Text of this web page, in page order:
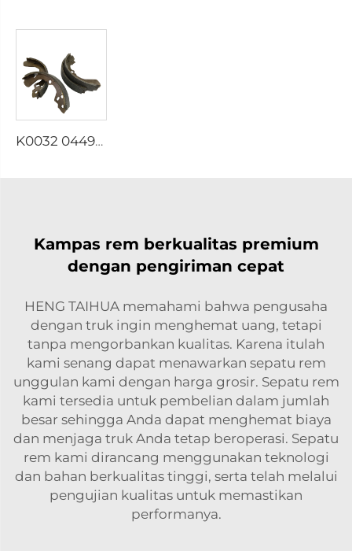
K0032 04495 Suku Cadang Mobil Sepatu Rem Keramik untuk Suzuki SWIFT
Kampas rem berkualitas premium
dengan pengiriman cepat
HENG TAIHUA memahami bahwa pengusaha
dengan truk ingin menghemat uang, tetapi
tanpa mengorbankan kualitas. Karena itulah
kami senang dapat menawarkan sepatu rem
unggulan kami dengan harga grosir. Sepatu rem
kami tersedia untuk pembelian dalam jumlah
besar sehingga Anda dapat menghemat biaya
dan menjaga truk Anda tetap beroperasi. Sepatu
rem kami dirancang menggunakan teknologi
dan bahan berkualitas tinggi, serta telah melalui
pengujian kualitas untuk memastikan
performanya.